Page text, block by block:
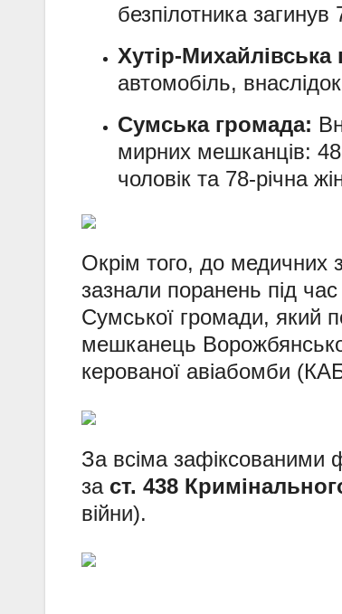
безпілотника загинув
Хутір-Михайлівська
автомобіль,
Сумська громада:
мирних мешканців:
чоловік та 78-річна
Окрім того, до медичних
зазнали поранень під
Сумської громади, який
мешканець
керованої авіабомби
За всіма зафіксованими
за ст. 438
війни).